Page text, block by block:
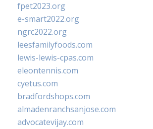
fpet2023.org
e-smart2022.org
ngrc2022.org
leesfamilyfoods.com
lewis-lewis-cpas.com
eleontennis.com
cyetus.com
bradfordshops.com
almadenranchsanjose.com
advocatevijay.com